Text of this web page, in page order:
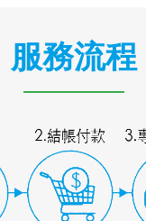
服務流程